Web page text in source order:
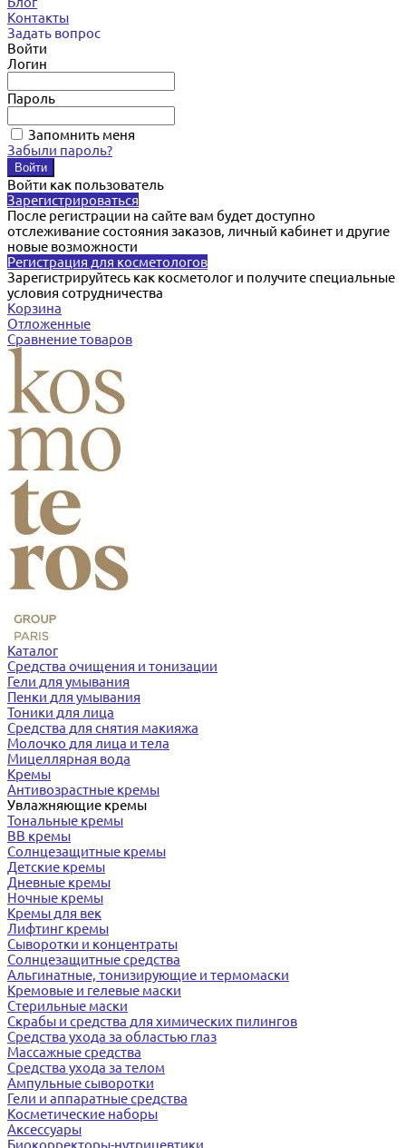
Контакты
Задать вопрос
Войти
Логин
Пароль
Запомнить меня
Забыли пароль?
Войти как пользователь
Зарегистрироваться
После регистрации на сайте вам будет доступно
отслеживание состояния заказов, личный кабинет и другие
новые возможности
Регистрация для косметологов
Зарегистрируйтесь как косметолог и получите специальные
условия сотрудничества
Корзина
Отложенные
Сравнение товаров
Каталог
Средства очищения и тонизации
Гели для умывания
Пенки для умывания
Тоники для лица
Средства для снятия макияжа
Молочко для лица и тела
Мицеллярная вода
Кремы
Антивозрастные кремы
Увлажняющие кремы
Тональные кремы
BB кремы
Солнцезащитные кремы
Детские кремы
Дневные кремы
Ночные кремы
Кремы для век
Лифтинг кремы
Сыворотки и концентраты
Солнцезащитные средства
Альгинатные, тонизирующие и термомаски
Кремовые и гелевые маски
Стерильные маски
Скрабы и средства для химических пилингов
Средства ухода за областью глаз
Массажные средства
Средства ухода за телом
Ампульные сыворотки
Гели и аппаратные средства
Косметические наборы
Аксессуары
Биокорректоры-нутрицевтики